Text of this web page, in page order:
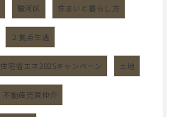
駿河区 住まいと暮らし方
２拠点生活
住宅省エネ2025キャンペーン 土地
不動産売買仲介